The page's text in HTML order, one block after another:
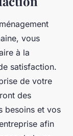
vous
à la
satisfaction.
de votre
des
besoins et vos
afin